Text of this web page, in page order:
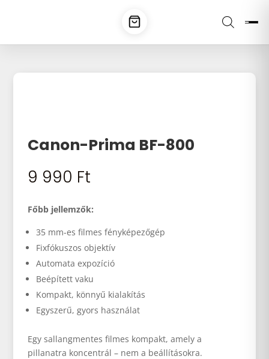
Canon-Prima BF-800
9 990 Ft
Főbb jellemzők:
35 mm-es filmes fényképezőgép
Fixfókuszos objektív
Automata expozíció
Beépített vaku
Kompakt, könnyű kialakítás
Egyszerű, gyors használat
Egy sallangmentes filmes kompakt, amely a
pillanatra koncentrál – nem a beállításokra.